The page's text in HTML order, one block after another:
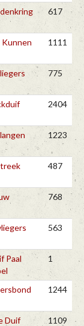
617
1111
775
2404
1223
487
768
563
Paal
1
1244
Duif
1109